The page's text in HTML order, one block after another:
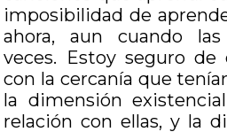
imposibilidad de
ahora, aun cuando
veces. Estoy seguro
con la cercanía que
la dimensión
relación con ellas, y la